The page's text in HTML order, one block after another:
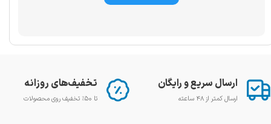
ارسال سریع و رایگان
ارسال کمتر از ۴۸ ساعته
تخفیف‌های روزانه
تا ۵۰٪ تخفیف روی محصولات